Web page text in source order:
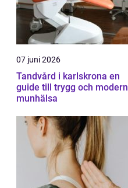
07 juni 2026
Tandvård i karlskrona en
guide till trygg och modern
munhälsa